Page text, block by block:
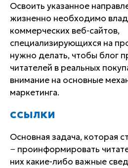
Освоить указанное
жизненно необходимо
коммерческих веб-сайтов,
специализирующихся на
нужно делать, чтобы блог
читателей в реальных
внимание на основные
маркетинга.
ССЫЛКИ
Основная задача, которая
− проинформировать
них какие-либо важные